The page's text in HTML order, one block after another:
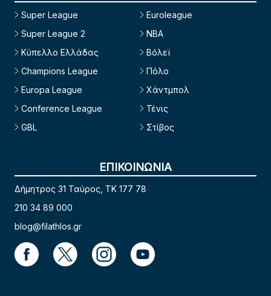
Super League
Super League 2
Κύπελλο Ελλάδας
Champions League
Europa League
Conference League
GBL
Euroleague
NBA
Βόλεϊ
Πόλο
Χάντμπολ
Τένις
Στίβος
ΕΠΙΚΟΙΝΩΝΙΑ
Δήμητρος 31 Ταύρος, TK 177 78
210 34 89 000
blog@filathlos.gr